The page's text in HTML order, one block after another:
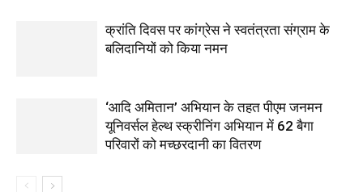
क्रांति दिवस पर कांग्रेस ने स्वतंत्रता संग्राम के
बलिदानियों को किया नमन
‘आदि अमितान’ अभियान के तहत पीएम जनमन
यूनिवर्सल हेल्थ स्क्रीनिंग अभियान में 62 बैगा
परिवारों को मच्छरदानी का वितरण